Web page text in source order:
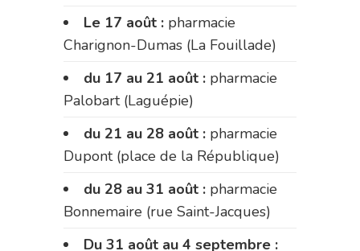
Le 17 août : pharmacie
Charignon-Dumas (La Fouillade)
du 17 au 21 août : pharmacie
Palobart (Laguépie)
du 21 au 28 août : pharmacie
Dupont (place de la République)
du 28 au 31 août : pharmacie
Bonnemaire (rue Saint-Jacques)
Du 31 août au 4 septembre :